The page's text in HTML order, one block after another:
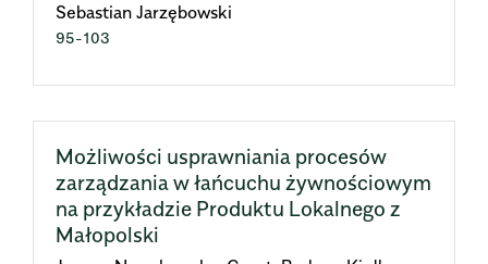
Sebastian Jarzębowski
95-103
Możliwości usprawniania procesów
zarządzania w łańcuchu żywnościowym
na przykładzie Produktu Lokalnego z
Małopolski